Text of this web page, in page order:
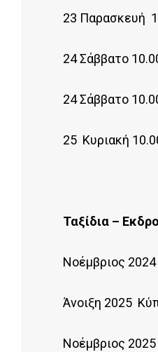
23 Παρασκευή
24 Σάββατο
24 Σάββατο
25 Kυριακή
Ταξίδια –
Νοέμβριος
Άνοιξη 2025
Νοέμβριος